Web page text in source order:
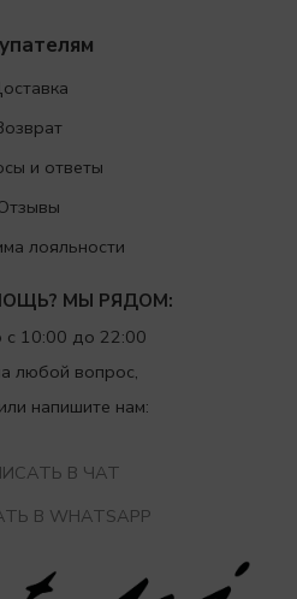
и ответы
лояльности
МЫ РЯДОМ:
с 10:00 до 22:00
любой вопрос,
напишите нам:
В ЧАТ
В WHATSAPP